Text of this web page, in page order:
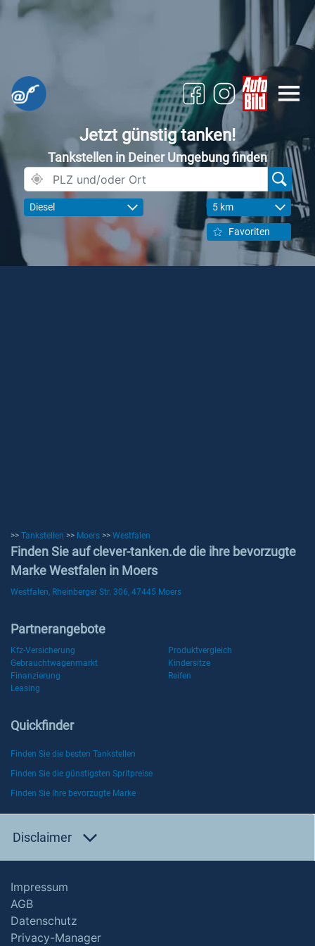
Jetzt günstig tanken!
Tankstellen in Deiner Umgebung finden
Diesel 5 km
Favoriten
>> Tankstellen >> Moers >> Westfalen
Finden Sie auf clever-tanken.de die ihre bevorzugte
Marke Westfalen in Moers
Westfalen, Rheinberger Str. 306, 47445 Moers
Partnerangebote
Kfz-Versicherung
Produktvergleich
Gebrauchtwagenmarkt
Kindersitze
Finanzierung
Reifen
Leasing
Quickfinder
Finden Sie die besten Tankstellen
Finden Sie die günstigsten Spritpreise
Finden Sie Ihre bevorzugte Marke
Disclaimer
Impressum
AGB
Datenschutz
Privacy-Manager